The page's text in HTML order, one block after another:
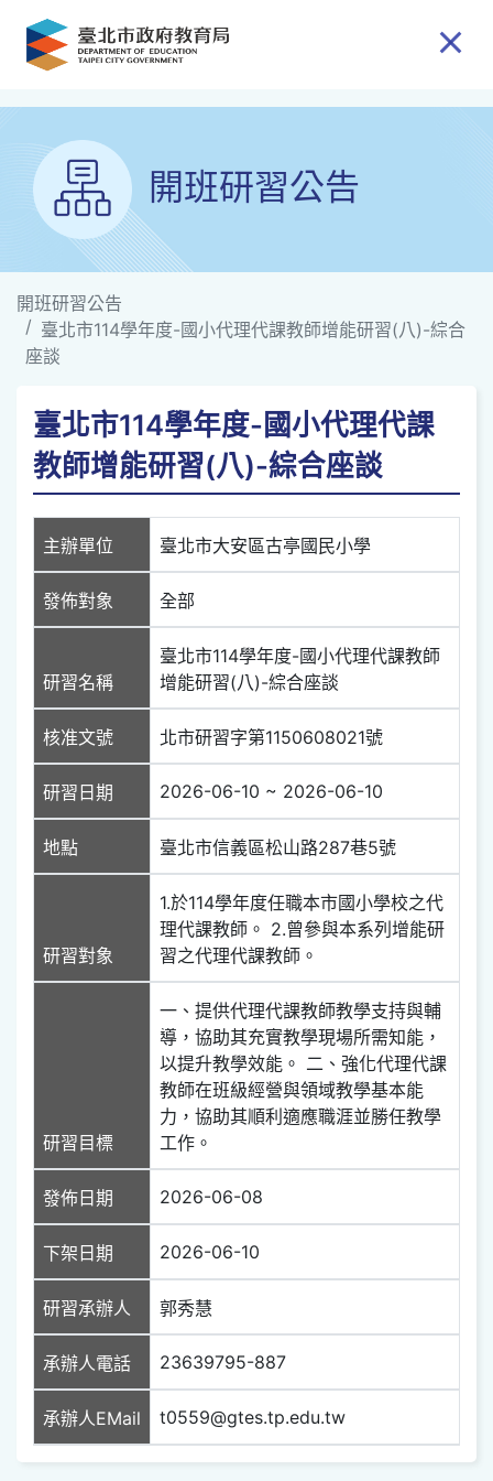
跳到主要內容
開班研習公告
開班研習公告
臺北市114學年度-國小代理代課教師增能研習(八)-綜合
座談
臺北市114學年度-國小代理代課
教師增能研習(八)-綜合座談
主辦單位 臺北市大安區古亭國民小學
發佈對象 全部
研習名稱
臺北市114學年度-國小代理代課教師
增能研習(八)-綜合座談
核准文號 北市研習字第1150608021號
研習日期 2026-06-10 ~ 2026-06-10
地點 臺北市信義區松山路287巷5號
研習對象
1.於114學年度任職本市國小學校之代
理代課教師。 2.曾參與本系列增能研
習之代理代課教師。
研習目標
一、提供代理代課教師教學支持與輔
導，協助其充實教學現場所需知能，
以提升教學效能。 二、強化代理代課
教師在班級經營與領域教學基本能
力，協助其順利適應職涯並勝任教學
工作。
發佈日期 2026-06-08
下架日期 2026-06-10
研習承辦人 郭秀慧
承辦人電話 23639795-887
承辦人EMail t0559@gtes.tp.edu.tw